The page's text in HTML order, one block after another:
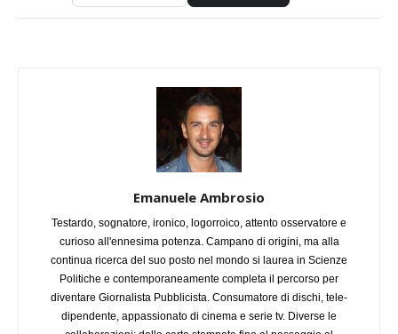
Emanuele Ambrosio
Testardo, sognatore, ironico, logorroico, attento osservatore e
curioso all'ennesima potenza. Campano di origini, ma alla
continua ricerca del suo posto nel mondo si laurea in Scienze
Politiche e contemporaneamente completa il percorso per
diventare Giornalista Pubblicista. Consumatore di dischi, tele-
dipendente, appassionato di cinema e serie tv. Diverse le